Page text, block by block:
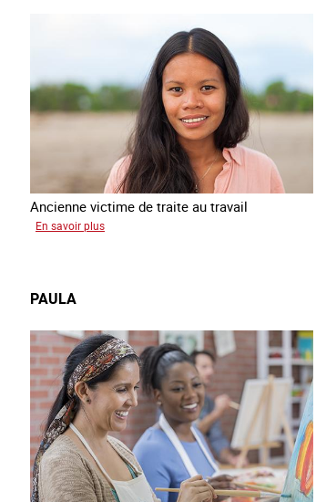
Ancienne victime de traite au travail
En savoir plus
PAULA